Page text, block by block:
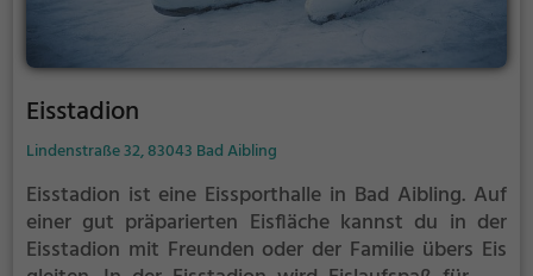
Eisstadion
Lindenstraße 32, 83043 Bad Aibling
Eisstadion ist eine Eissporthalle in Bad Aibling. Auf
einer gut präparierten Eisfläche kannst du in der
Eisstadion mit Freunden oder der Familie übers Eis